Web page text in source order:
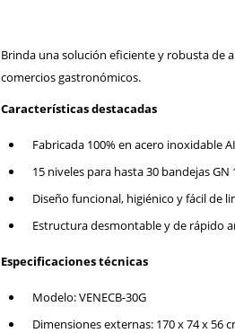
Brinda una solución eficiente y robusta de
comercios gastronómicos.
Características destacadas
Fabricada 100% en acero inoxidable
15 niveles para hasta 30 bandejas GN
Diseño funcional, higiénico y fácil de
Estructura desmontable y de rápido
Especificaciones técnicas
Modelo: VENECB-30G
Dimensiones externas: 170 x 74 x 56